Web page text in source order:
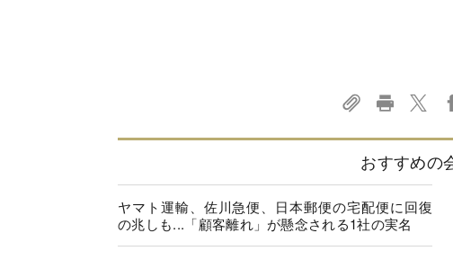
おすすめの
ヤマト運輸、佐川急便、日本郵便の宅配便に回復
の兆しも...「顧客離れ」が懸念される1社の実名